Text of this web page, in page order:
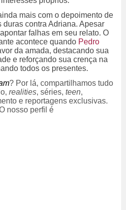
mais com o depoimento de
duras contra Adriana. Apesar
falhas em seu relato. O
acontece quando Pedro
da amada, destacando sua
e reforçando sua crença na
todos os presentes.
? Por lá, compartilhamos tudo
realities, séries, teen,
e reportagens exclusivas.
nosso perfil é